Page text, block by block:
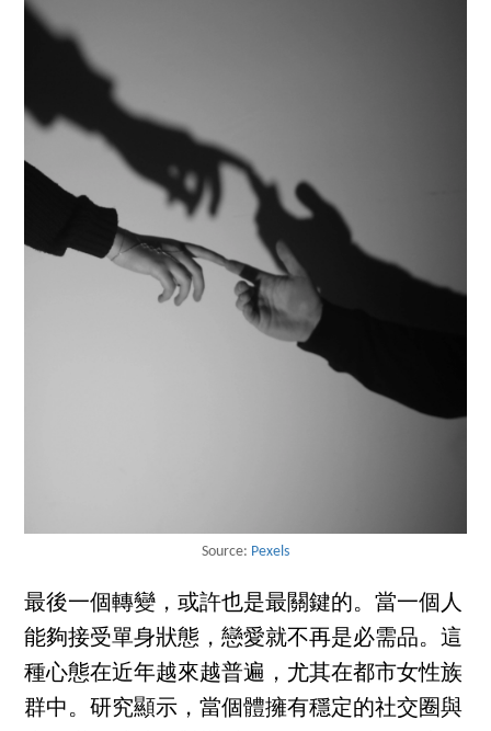
Source: Pexels
最後一個轉變，或許也是最關鍵的。當一個人
能夠接受單身狀態，戀愛就不再是必需品。這
種心態在近年越來越普遍，尤其在都市女性族
群中。研究顯示，當個體擁有穩定的社交圈與